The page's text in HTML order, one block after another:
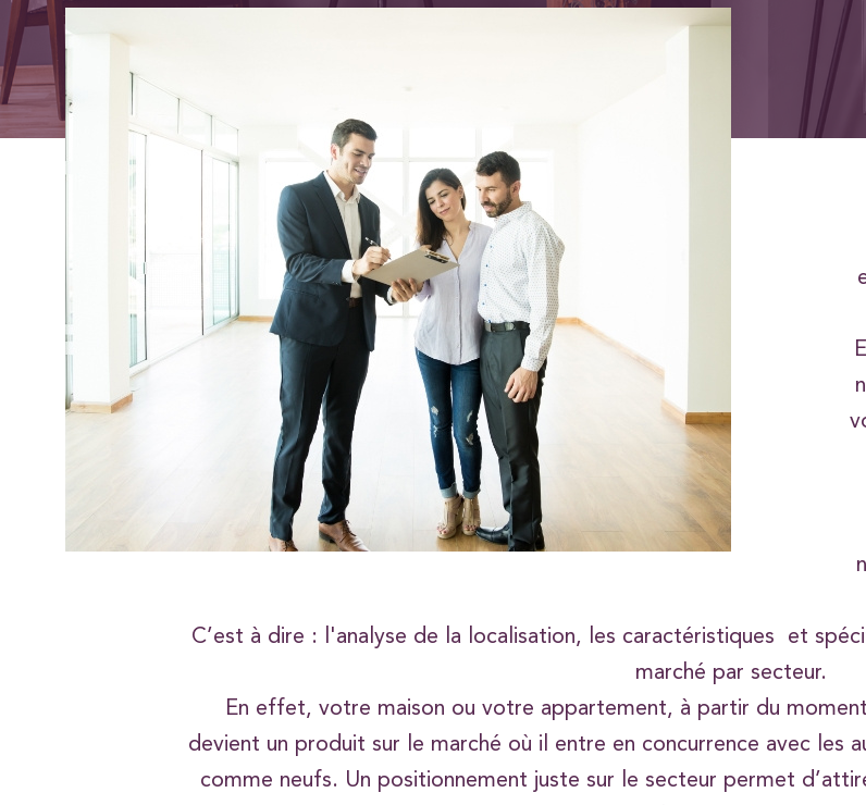
C’est à dire : l'analyse de la localisation, les caractéristiques et
marché par secteur.
En effet, votre maison ou votre appartement, à partir du
devient un produit sur le marché où il entre en concurrence avec les
comme neufs. Un positionnement juste sur le secteur permet